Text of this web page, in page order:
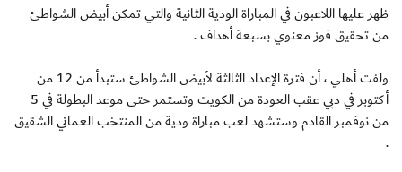
ظهر عليها اللاعبون في المباراة الودية الثانية والتي تمكن أبيض الشواطئ
من تحقيق فوز معنوي بسبعة أهداف .
ولفت أهلي ، أن فترة الإعداد الثالثة لأبيض الشواطئ ستبدأ من 12 من
أكتوبر في دبي عقب العودة من الكويت وتستمر حتى موعد البطولة في 5
من نوفمبر القادم وستشهد لعب مباراة ودية من المنتخب العماني الشقيق
.